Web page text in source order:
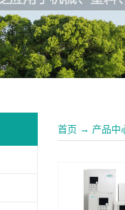
首页 → 产品中